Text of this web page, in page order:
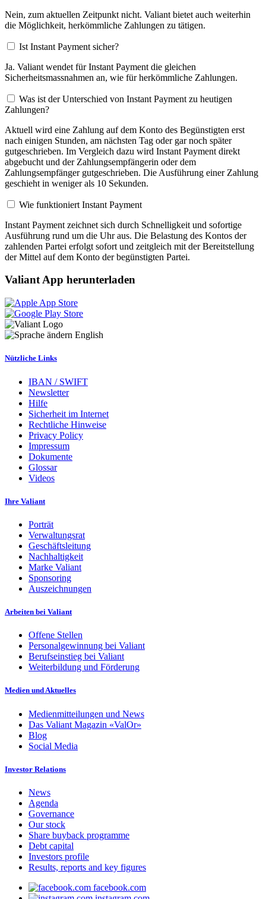
Nein, zum aktuellen Zeitpunkt nicht. Valiant bietet auch weiterhin
die Möglichkeit, herkömmliche Zahlungen zu tätigen.
Ist Instant Payment sicher?
Ja. Valiant wendet für Instant Payment die gleichen
Sicherheitsmassnahmen an, wie für herkömmliche Zahlungen.
Was ist der Unterschied von Instant Payment zu heutigen
Zahlungen?
Aktuell wird eine Zahlung auf dem Konto des Begünstigten erst
nach einigen Stunden, am nächsten Tag oder gar noch später
gutgeschrieben. Im Vergleich dazu wird Instant Payment direkt
abgebucht und der Zahlungsempfängerin oder dem
Zahlungsempfänger gutgeschrieben. Die Ausführung einer Zahlung
geschieht in weniger als 10 Sekunden.
Wie funktioniert Instant Payment
Instant Payment zeichnet sich durch Schnelligkeit und sofortige
Ausführung rund um die Uhr aus. Die Belastung des Kontos der
zahlenden Partei erfolgt sofort und zeitgleich mit der Bereitstellung
der Mittel auf dem Konto der begünstigten Partei.
Valiant App herunterladen
English
Nützliche Links
IBAN / SWIFT
Newsletter
Hilfe
Sicherheit im Internet
Rechtliche Hinweise
Privacy Policy
Impressum
Dokumente
Glossar
Videos
Ihre Valiant
Porträt
Verwaltungsrat
Geschäftsleitung
Nachhaltigkeit
Marke Valiant
Sponsoring
Auszeichnungen
Arbeiten bei Valiant
Offene Stellen
Personalgewinnung bei Valiant
Berufseinstieg bei Valiant
Weiterbildung und Förderung
Medien und Aktuelles
Medienmitteilungen und News
Das Valiant Magazin «ValOr»
Blog
Social Media
Investor Relations
News
Agenda
Governance
Our stock
Share buyback programme
Debt capital
Investors profile
Results, reports and key figures
facebook.com